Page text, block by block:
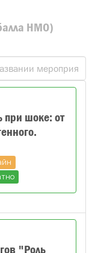
НМО)
шоке: от
"Роль